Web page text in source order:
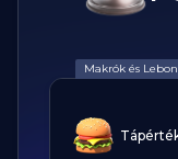
Makrók és